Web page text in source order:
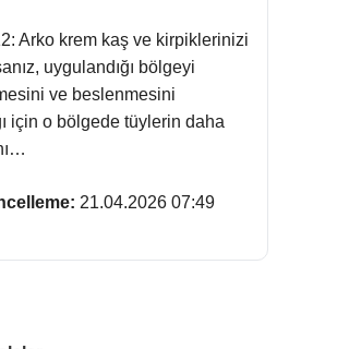
Arko krem kaş ve kirpiklerinizi
uygulandığı bölgeyi
ve beslenmesini
için o bölgede tüylerin daha
21.04.2026 07:49